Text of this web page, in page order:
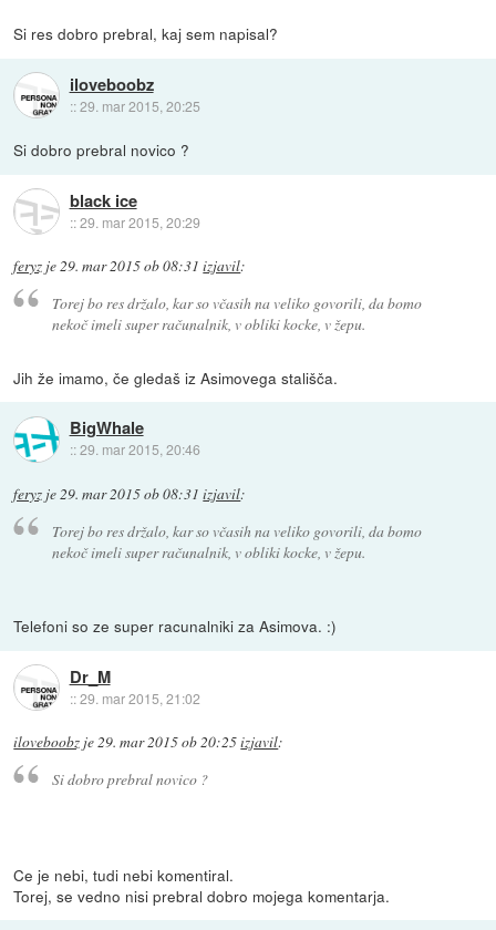
Si res dobro prebral, kaj sem napisal?
iloveboobz
::29. mar 2015, 20:25
Si dobro prebral novico ?
black ice
::29. mar 2015, 20:29
feryz je29. mar 2015 ob 08:31 izjavil:
Torej bo res držalo, kar so včasih na veliko govorili, da bomo
nekoč imeli super računalnik, v obliki kocke, v žepu.
Jih že imamo, če gledaš iz Asimovega stališča.
BigWhale
::29. mar 2015, 20:46
feryz je29. mar 2015 ob 08:31 izjavil:
Torej bo res držalo, kar so včasih na veliko govorili, da bomo
nekoč imeli super računalnik, v obliki kocke, v žepu.
Telefoni so ze super racunalniki za Asimova. :)
Dr_M
::29. mar 2015, 21:02
iloveboobz je29. mar 2015 ob 20:25izjavil:
Si dobro prebral novico ?
Ce je nebi, tudi nebi komentiral.
Torej, se vedno nisi prebral dobro mojega komentarja.